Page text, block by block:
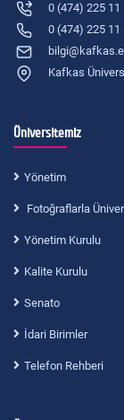
0 (474) 225 11
0 (474) 225 11
Kafkas
Üniversitemiz
Yönetim
Fotoğraflarla
Yönetim Kurulu
Kalite Kurulu
Senato
İdari Birimler
Telefon Rehberi